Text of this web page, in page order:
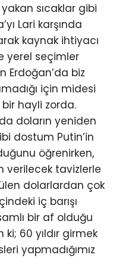
yakan sıcaklar gibi
Lari karşında
kaynak ihtiyacı
yerel seçimler
Erdoğan’da biz
için midesi
hayli zorda.
doların yeniden
dostum Putin’in
öğrenirken,
verilecek tavizlerle
dolarlardan çok
iç barışı
bir af olduğu
60 yıldır girmek
yapmadığımız